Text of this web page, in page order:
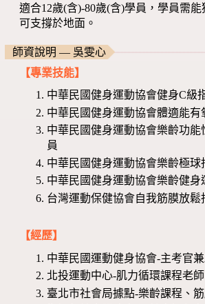
適合12歲(含)-80歲(含)學員，學員需
可支撐於地面。
師資說明 — 吳雯心
【專業技能】
中華民國健身運動協會健身C級
中華民國健身運動協會體適能有
中華民國健身運動協會樂齡功能
員
中華民國健身運動協會樂齡極球
中華民國健身運動協會樂齡健身
台灣運動保健協會自我筋膜放鬆
【經歷】
中華民國運動健身協會-主考官
北投運動中心-肌力循環課程老師
臺北市社會局據點-樂齡課程、